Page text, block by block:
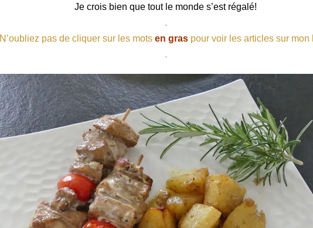
Je crois bien que tout le monde s’est régalé!
.
N’oubliez pas de cliquer sur les mots en graspour voir les articles sur mon
.